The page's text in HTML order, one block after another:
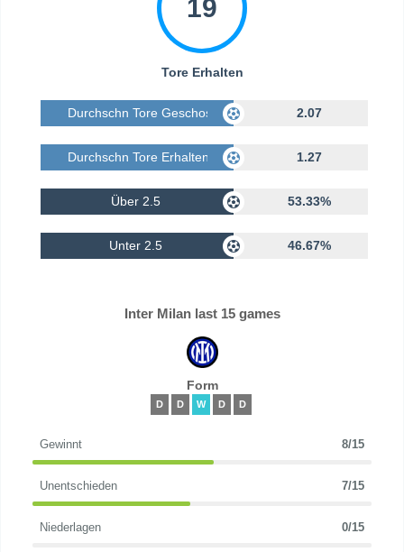
19
Tore Erhalten
Durchschn Tore Geschossen 2.07
Durchschn Tore Erhalten 1.27
Über 2.5 53.33%
Unter 2.5 46.67%
Inter Milan last 15 games
Form
D D W D D
Gewinnt 8/15
Unentschieden 7/15
Niederlagen 0/15